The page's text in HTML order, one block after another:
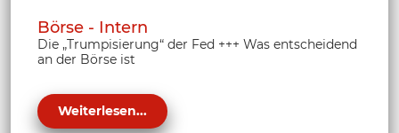
Börse - Intern
Die „Trumpisierung“ der Fed +++ Was entscheidend
an der Börse ist
Weiterlesen...